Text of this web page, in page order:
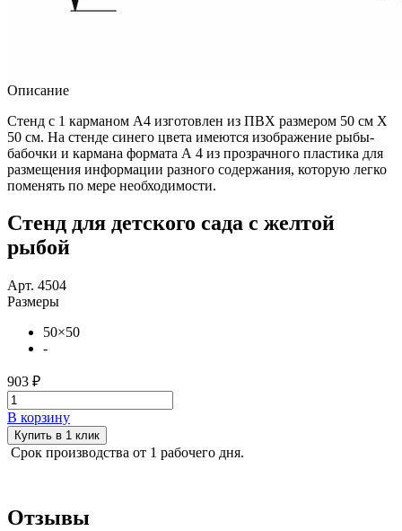
Описание
Стенд с 1 карманом А4 изготовлен из ПВХ размером 50 см Х
50 см. На стенде синего цвета имеются изображение рыбы-
бабочки и кармана формата А 4 из прозрачного пластика для
размещения информации разного содержания, которую легко
поменять по мере необходимости.
Стенд для детского сада с желтой
рыбой
Арт. 4504
Размеры
50×50
-
903 ₽
В корзину
Купить в 1 клик
Срок производства от 1 рабочего дня.
Отзывы